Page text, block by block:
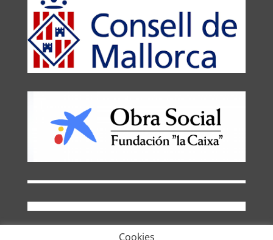
Cookies